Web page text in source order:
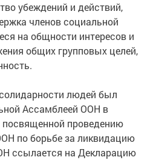
убеждений и действий,
членов социальной
на общности интересов и
общих групповых целей,
людей был
Ассамблеей ООН в
проведению
по борьбе за ликвидацию
ссылается на Декларацию